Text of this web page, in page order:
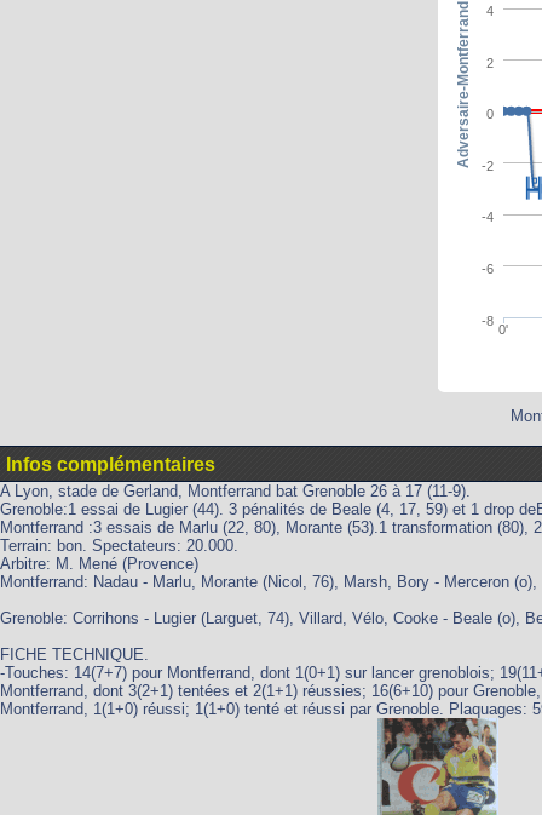
0'
-8
-6
-4
-2
0
2
4
Adversaire-Montferrand
Infos complémentaires
A Lyon, stade de Gerland, Montferrand bat Grenoble 26 à 17 (11-9).
Grenoble:1 essai de Lugier (44). 3 pénalités de Beale (4, 17, 59) et 1 drop
Montferrand :3 essais de Marlu (22, 80), Morante (53).1 transformation (80),
Terrain: bon. Spectateurs: 20.000.
Arbitre: M. Mené (Provence)
Montferrand: Nadau - Marlu, Morante (Nicol, 76), Marsh, Bory - Merceron
Grenoble: Corrihons - Lugier (Larguet, 74), Villard, Vélo, Cooke - Beale (o),
FICHE TECHNIQUE.
-Touches: 14(7+7) pour Montferrand, dont 1(0+1) sur lancer grenoblois;
Montferrand, dont 3(2+1) tentées et 2(1+1) réussies; 16(6+10) pour
Montferrand, 1(1+0) réussi; 1(1+0) tenté et réussi par Grenoble. Plaquages: